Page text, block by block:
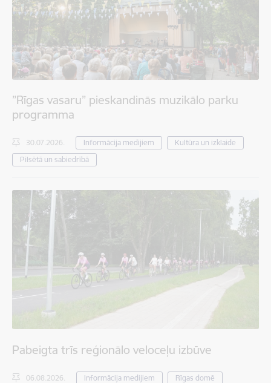
”Rīgas vasaru” pieskandinās muzikālo parku
programma
30.07.2026. Informācija medijiem
Kultūra un izklaide
Pilsētā un sabiedrībā
Pabeigta trīs reģionālo veloceļu izbūve
06.08.2026. Informācija medijiem
Rīgas domē